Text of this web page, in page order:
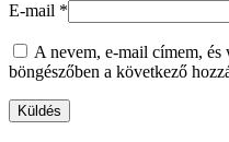
E-mail *
A nevem, e-mail címem, és
böngészőben a következő